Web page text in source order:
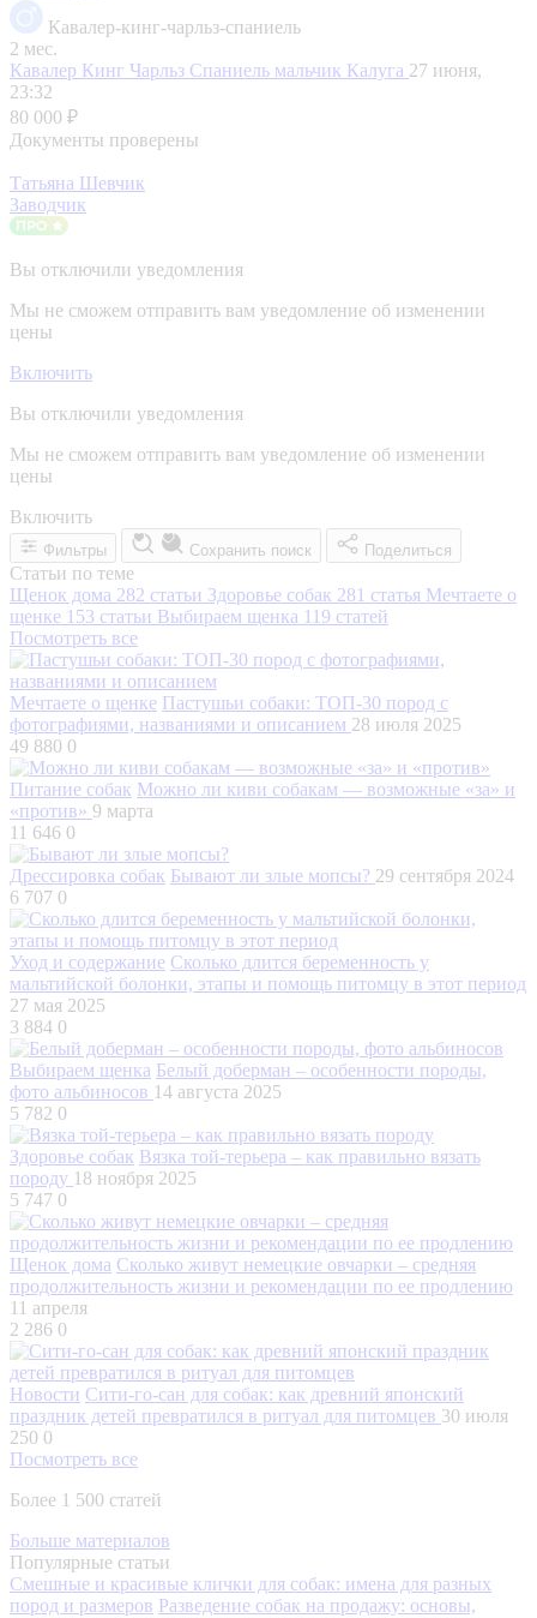
Кавалер-кинг-чарльз-спаниель
2 мес.
Кавалер Кинг Чарльз Спаниель мальчик Калуга 27 июня,
23:32
80 000 ₽
Документы проверены
Татьяна Шевчик
Заводчик
Вы отключили уведомления
Мы не сможем отправить вам уведомление об изменении
цены
Включить
Вы отключили уведомления
Мы не сможем отправить вам уведомление об изменении
цены
Включить
Фильтры Сохранить поиск Поделиться
Статьи по теме
Щенок дома 282 статьи Здоровье собак 281 статья Мечтаете о
щенке 153 статьи Выбираем щенка 119 статей
Посмотреть все
Мечтаете о щенке Пастушьи собаки: ТОП-30 пород с
фотографиями, названиями и описанием 28 июля 2025
49 880 0
Питание собак Можно ли киви собакам — возможные «за» и
«против» 9 марта
11 646 0
Дрессировка собак Бывают ли злые мопсы? 29 сентября 2024
6 707 0
Уход и содержание Сколько длится беременность у
мальтийской болонки, этапы и помощь питомцу в этот период
27 мая 2025
3 884 0
Выбираем щенка Белый доберман – особенности породы,
фото альбиносов 14 августа 2025
5 782 0
Здоровье собак Вязка той-терьера – как правильно вязать
породу 18 ноября 2025
5 747 0
Щенок дома Сколько живут немецкие овчарки – средняя
продолжительность жизни и рекомендации по ее продлению
11 апреля
2 286 0
Новости Сити-го-сан для собак: как древний японский
праздник детей превратился в ритуал для питомцев 30 июля
250 0
Посмотреть все
Более 1 500 статей
Больше материалов
Популярные статьи
Смешные и красивые клички для собак: имена для разных
пород и размеров Разведение собак на продажу: основы,